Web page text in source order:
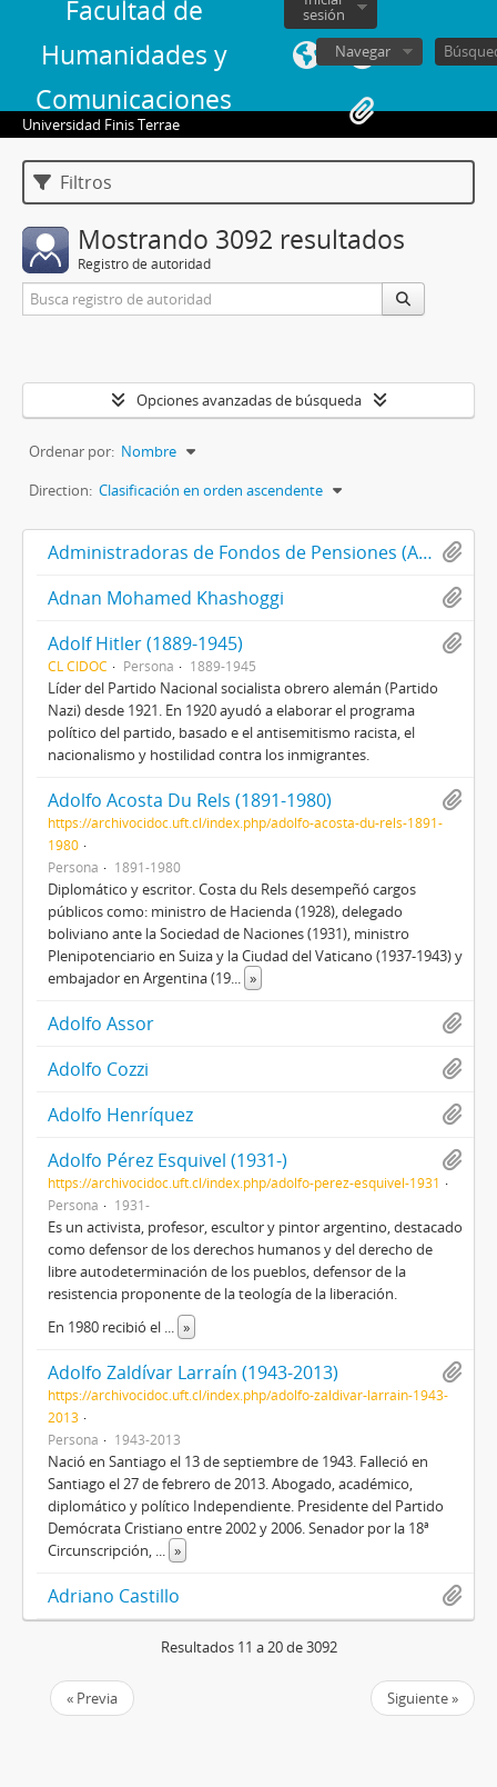
Facultad de
Humanidades y
Comunicaciones
sesión
Navegar
Universidad Finis Terrae
Filtros
Mostrando 3092 resultados
Registro de autoridad
Opciones avanzadas de búsqueda
Ordenar por: Nombre
Direction: Clasificación en orden ascendente
Administradoras de Fondos de Pensiones (AFP)
Adnan Mohamed Khashoggi
Adolf Hitler (1889-1945)
CL CIDOC Persona 1889-1945
Líder del Partido Nacional socialista obrero alemán (Partido
Nazi) desde 1921. En 1920 ayudó a elaborar el programa
político del partido, basado e el antisemitismo racista, el
nacionalismo y hostilidad contra los inmigrantes.
Adolfo Acosta Du Rels (1891-1980)
https://archivocidoc.uft.cl/index.php/adolfo-acosta-du-rels-1891-
1980
Persona
1891-1980
Diplomático y escritor. Costa du Rels desempeñó cargos
públicos como: ministro de Hacienda (1928), delegado
boliviano ante la Sociedad de Naciones (1931), ministro
Plenipotenciario en Suiza y la Ciudad del Vaticano (1937-1943) y
embajador en Argentina (19... »
Adolfo Assor
Adolfo Cozzi
Adolfo Henríquez
Adolfo Pérez Esquivel (1931-)
https://archivocidoc.uft.cl/index.php/adolfo-perez-esquivel-1931
Persona
1931-
Es un activista, profesor, escultor y pintor argentino, destacado
como defensor de los derechos humanos y del derecho de
libre autodeterminación de los pueblos, defensor de la
resistencia proponente de la teología de la liberación.
En 1980 recibió el ... »
Adolfo Zaldívar Larraín (1943-2013)
https://archivocidoc.uft.cl/index.php/adolfo-zaldivar-larrain-1943-
2013
Persona
1943-2013
Nació en Santiago el 13 de septiembre de 1943. Falleció en
Santiago el 27 de febrero de 2013. Abogado, académico,
diplomático y político Independiente. Presidente del Partido
Demócrata Cristiano entre 2002 y 2006. Senador por la 18ª
Circunscripción, ... »
Adriano Castillo
Resultados 11 a 20 de 3092
« Previa Siguiente »